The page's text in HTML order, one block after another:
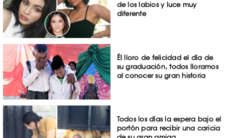
de los labios y luce muy
diferente
Él lloro de felicidad el día de
su graduación, todos lloramos
al conocer su gran historia
Todos los días la espera bajo el
portón para recibir una caricia